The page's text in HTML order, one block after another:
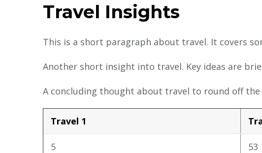
Travel Insights
This is a short paragraph about travel. It covers
Another short insight into travel. Key ideas are
A concluding thought about travel to round off
Travel 1
5 53